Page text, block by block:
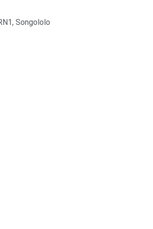
, Songololo